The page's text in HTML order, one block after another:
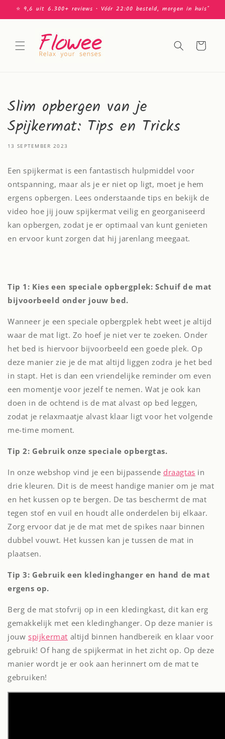
naar de
content
⭐️ 9,6 uit 6.300+ reviews • Vóór 22:00 besteld, morgen in huis*
Winkelwagen
Slim opbergen van je
Spijkermat: Tips en Tricks
13 SEPTEMBER 2023
Een spijkermat is een fantastisch hulpmiddel voor
ontspanning, maar als je er niet op ligt, moet je hem
ergens opbergen. Lees onderstaande tips en bekijk de
video hoe jij jouw spijkermat veilig en georganiseerd
kan opbergen, zodat je er optimaal van kunt genieten
en ervoor kunt zorgen dat hij jarenlang meegaat.
Tip 1: Kies een speciale opbergplek: Schuif de mat
bijvoorbeeld onder jouw bed.
Wanneer je een speciale opbergplek hebt weet je altijd
waar de mat ligt. Zo hoef je niet ver te zoeken. Onder
het bed is hiervoor bijvoorbeeld een goede plek. Op
deze manier zie je de mat altijd liggen zodra je het bed
in stapt. Het is dan een vriendelijke reminder om even
een momentje voor jezelf te nemen. Wat je ook kan
doen in de ochtend is de mat alvast op bed leggen,
zodat je relaxmaatje alvast klaar ligt voor het volgende
me-time moment.
Tip 2: Gebruik onze speciale opbergtas.
In onze webshop vind je een bijpassende draagtas in
drie kleuren. Dit is de meest handige manier om je mat
en het kussen op te bergen. De tas beschermt de mat
tegen stof en vuil en houdt alle onderdelen bij elkaar.
Zorg ervoor dat je de mat met de spikes naar binnen
dubbel vouwt. Het kussen kan je tussen de mat in
plaatsen.
Tip 3: Gebruik een kledinghanger en hand de mat
ergens op.
Berg de mat stofvrij op in een kledingkast, dit kan erg
gemakkelijk met een kledinghanger. Op deze manier is
jouw spijkermat altijd binnen handbereik en klaar voor
gebruik! Of hang de spijkermat in het zicht op. Op deze
manier wordt je er ook aan herinnert om de mat te
gebruiken!